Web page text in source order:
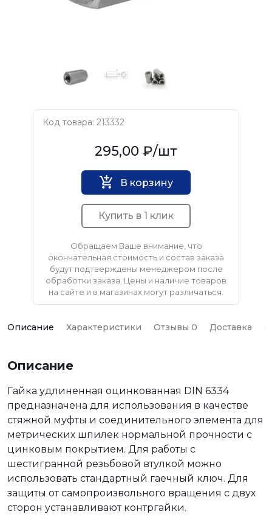
Код товара: 213332
Нет бренда295,00 ₽/шт
В корзину
Купить в 1 клик
Обращаем Ваше внимание, что
окончательная стоимость и состав заказа
будут подтверждены менеджером после
обработки заказа. Цены и наличие товаров
на сайте и в магазинах могут различаться.
Описание Характеристики Отзывы 0 Доставка
Описание
Гайка удлиненная оцинкованная DIN 6334
предназначена для использования в качестве
стяжной муфты и соединительного элемента для
метрических шпилек нормальной прочности с
цинковым покрытием. Для работы с
шестигранной резьбовой втулкой можно
использовать стандартный гаечный ключ. Для
защиты от самопроизвольного вращения с двух
сторон устанавливают контргайки.